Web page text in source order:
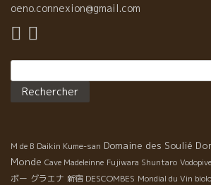
oeno.connexion@gmail.com
M de B Daikin Kume-san Domaine des Soulié
Monde Cave Madeleinne Fujiwara Shuntaro
ボー グラエナ 新宿 DESCOMBES Mondial du Vin